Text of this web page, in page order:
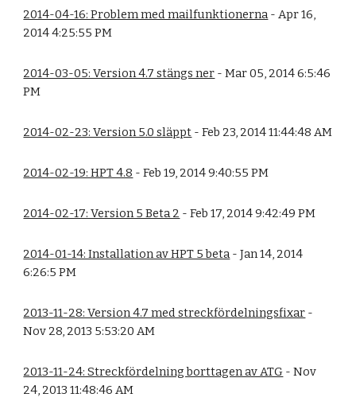
2014-04-16: Problem med mailfunktionerna- Apr 16,
2014 4:25:55 PM
2014-03-05: Version 4.7 stängs ner - Mar 05, 2014 6:5:46
PM
2014-02-23: Version 5.0 släppt - Feb 23, 2014 11:44:48 AM
2014-02-19: HPT 4.8 - Feb 19, 2014 9:40:55 PM
2014-02-17: Version 5 Beta 2 - Feb 17, 2014 9:42:49 PM
2014-01-14: Installation av HPT 5 beta- Jan 14, 2014
6:26:5 PM
2013-11-28: Version 4.7 med streckfördelningsfixar -
Nov 28, 2013 5:53:20 AM
2013-11-24: Streckfördelning borttagen av ATG - Nov
24, 2013 11:48:46 AM